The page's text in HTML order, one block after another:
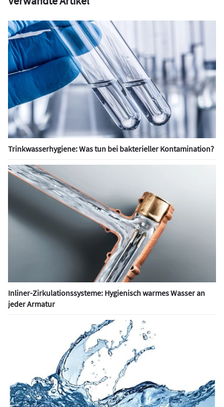
Trinkwasserhygiene: Was tun bei bakterieller Kontamination?
Inliner-Zirkulationssysteme: Hygienisch warmes Wasser an
jeder Armatur